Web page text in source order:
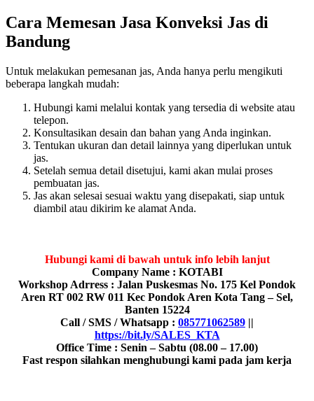
Cara Memesan Jasa Konveksi Jas di
Bandung
Untuk melakukan pemesanan jas, Anda hanya perlu mengikuti
beberapa langkah mudah:
Hubungi kami melalui kontak yang tersedia di website atau
telepon.
Konsultasikan desain dan bahan yang Anda inginkan.
Tentukan ukuran dan detail lainnya yang diperlukan untuk
jas.
Setelah semua detail disetujui, kami akan mulai proses
pembuatan jas.
Jas akan selesai sesuai waktu yang disepakati, siap untuk
diambil atau dikirim ke alamat Anda.
Hubungi kami di bawah untuk info lebih lanjut
Company Name : KOTABI
Workshop Adrress : Jalan Puskesmas No. 175 Kel Pondok
Aren RT 002 RW 011 Kec Pondok Aren Kota Tang – Sel,
Banten 15224
Call / SMS / Whatsapp : 085771062589 ||
https://bit.ly/SALES_KTA
Office Time : Senin – Sabtu (08.00 – 17.00)
Fast respon silahkan menghubungi kami pada jam kerja